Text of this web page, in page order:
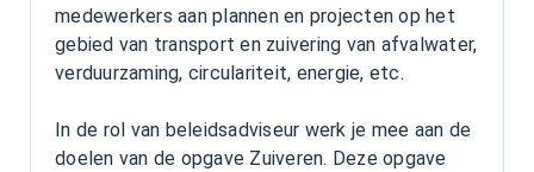
medewerkers aan plannen en projecten op het
gebied van transport en zuivering van afvalwater,
verduurzaming, circulariteit, energie, etc.
In de rol van beleidsadviseur werk je mee aan de
doelen van de opgave Zuiveren. Deze opgave